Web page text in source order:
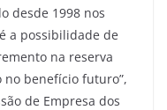
desde 1998 nos
a possibilidade de
na reserva
benefício futuro”,
de Empresa dos